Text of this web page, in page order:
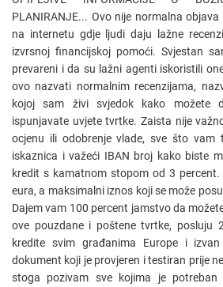
PLANIRANJE... Ovo nije normalna
na internetu gdje ljudi daju lažne
izvrsnoj financijskoj pomoći. Svjestan
prevareni i da su lažni agenti iskoristili
ovo nazvati normalnim recenzijama,
kojoj sam živi svjedok kako možete
ispunjavate uvjete tvrtke. Zaista nije
ocjenu ili odobrenje vlade, sve što vam
iskaznica i važeći IBAN broj kako biste
kredit s kamatnom stopom od 3
eura, a maksimalni iznos koji se može
Dajem vam 100 percent jamstvo da
ove pouzdane i poštene tvrtke, posluju
kredite svim građanima Europe i
dokument koji je provjeren i testiran prije
stoga pozivam sve kojima je